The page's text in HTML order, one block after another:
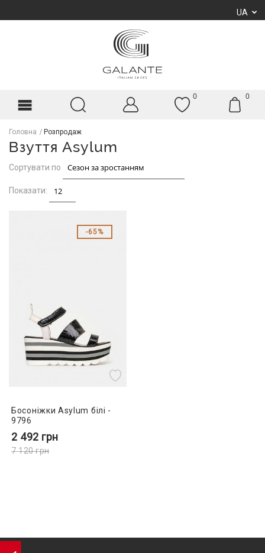
UA
0 0
Головна Розпродаж
Взуття Asylum
Сортувати по
Показати:
65%
Босоніжки Asylum білі -
9796
2 492 грн
7 120грн